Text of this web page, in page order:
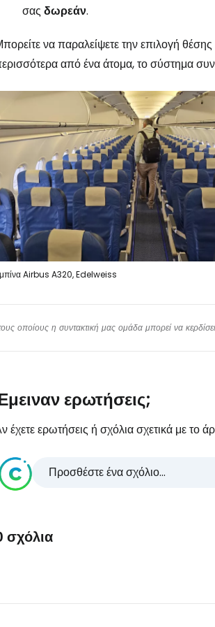
σας δωρεάν.
να παραλείψετε την επιλογή
από ένα άτομα, το σύστημα
Airbus A320, Edelweiss
οποίους η συντακτική μας ομάδα μπορεί να
ερωτήσεις;
έχετε ερωτήσεις ή σχόλια σχετικά με το
Προσθέστε ένα σχόλιο...
σχόλια